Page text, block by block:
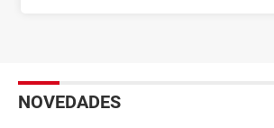
NOVEDADES